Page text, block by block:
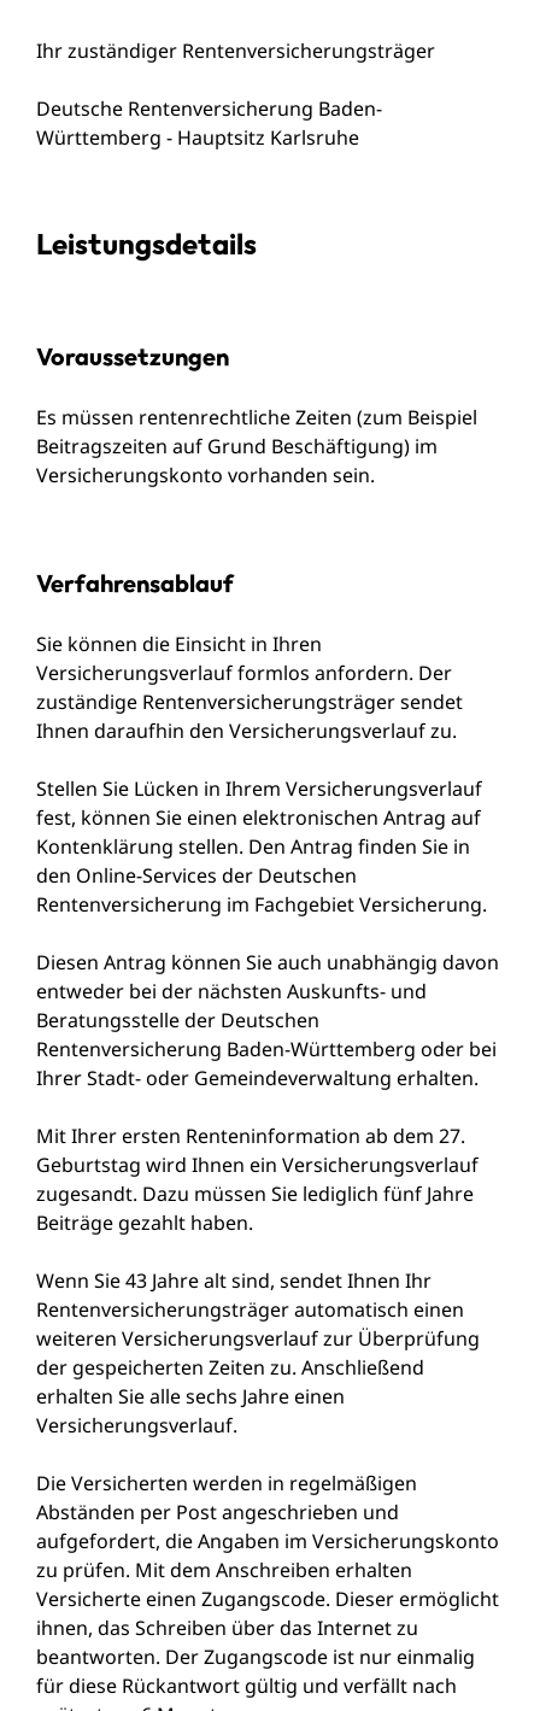
Ihr zuständiger Rentenversicherungsträger
Deutsche Rentenversicherung Baden-
Württemberg - Hauptsitz Karlsruhe
Leistungsdetails
Voraussetzungen
Es müssen rentenrechtliche Zeiten (zum Beispiel
Beitragszeiten auf Grund Beschäftigung) im
Versicherungskonto vorhanden sein.
Verfahrensablauf
Sie können die Einsicht in Ihren
Versicherungsverlauf formlos anfordern. Der
zuständige Rentenversicherungsträger sendet
Ihnen daraufhin den Versicherungsverlauf zu.
Stellen Sie Lücken in Ihrem Versicherungsverlauf
fest, können Sie einen elektronischen Antrag auf
Kontenklärung stellen. Den Antrag finden Sie in
den Online-Services der Deutschen
Rentenversicherung im Fachgebiet Versicherung.
Diesen Antrag können Sie auch unabhängig davon
entweder bei der nächsten Auskunfts- und
Beratungsstelle der Deutschen
Rentenversicherung Baden-Württemberg oder bei
Ihrer Stadt- oder Gemeindeverwaltung erhalten.
Mit Ihrer ersten Renteninformation ab dem 27.
Geburtstag wird Ihnen ein Versicherungsverlauf
zugesandt. Dazu müssen Sie lediglich fünf Jahre
Beiträge gezahlt haben.
Wenn Sie 43 Jahre alt sind, sendet Ihnen Ihr
Rentenversicherungsträger automatisch einen
weiteren Versicherungsverlauf zur Überprüfung
der gespeicherten Zeiten zu. Anschließend
erhalten Sie alle sechs Jahre einen
Versicherungsverlauf.
Die Versicherten werden in regelmäßigen
Abständen per Post angeschrieben und
aufgefordert, die Angaben im Versicherungskonto
zu prüfen. Mit dem Anschreiben erhalten
Versicherte einen Zugangscode. Dieser ermöglicht
ihnen, das Schreiben über das Internet zu
beantworten. Der Zugangscode ist nur einmalig
für diese Rückantwort gültig und verfällt nach